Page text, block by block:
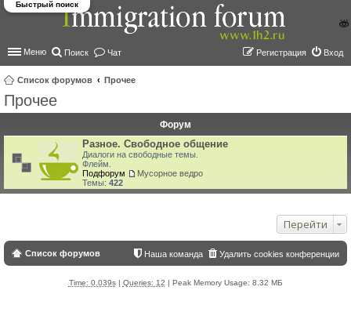
Меню Поиск Чат Вход
Регистрация
Список форумов
Прочее
Быстрый поиск
Прочее
Форум
Разное. Свободное общение
Диалоги на свободные темы.
Флейм.
Подфорум
Мусорное ведро
Темы: 422
Перейти
Список форумов Удалить cookies конференции
Наша команда
Time: 0.039s| Queries: 12 | Peak Memory Usage: 8.32 МБ